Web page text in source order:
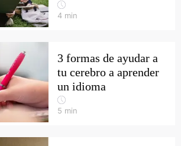
4 min
3 formas de ayudar a
tu cerebro a aprender
un idioma
5 min